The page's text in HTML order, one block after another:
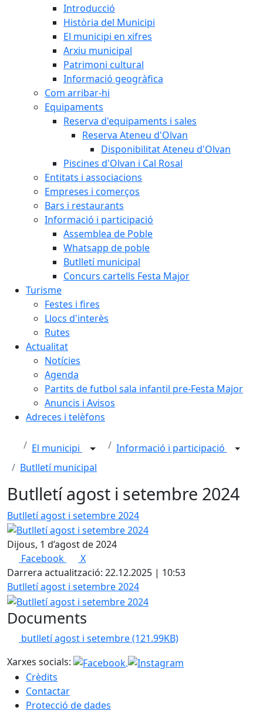
Introducció
Història del Municipi
El municipi en xifres
Arxiu municipal
Patrimoni cultural
Informació geogràfica
Com arribar-hi
Equipaments
Reserva d'equipaments i sales
Reserva Ateneu d'Olvan
Disponibilitat Ateneu d'Olvan
Piscines d'Olvan i Cal Rosal
Entitats i associacions
Empreses i comerços
Bars i restaurants
Informació i participació
Assemblea de Poble
Whatsapp de poble
Butlletí municipal
Concurs cartells Festa Major
Turisme
Festes i fires
Llocs d'interès
Rutes
Actualitat
Notícies
Agenda
Partits de futbol sala infantil pre-Festa Major
Anuncis i Avisos
Adreces i telèfons
El municipi
Informació i participació
Butlletí municipal
Butlletí agost i setembre 2024
Butlletí agost i setembre 2024
Dijous, 1 d’agost de 2024
Facebook
X
Darrera actualització: 22.12.2025 | 10:53
Butlletí agost i setembre 2024
Documents
butlletí agost i setembre(121.99KB)
Xarxes socials:
Crèdits
Contactar
Protecció de dades